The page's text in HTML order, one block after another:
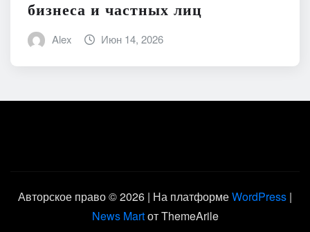
бизнеса и частных лиц
Alex Июн 14, 2026
Авторское право © 2026 | На платформеWordPress |
News Martот ThemeArile